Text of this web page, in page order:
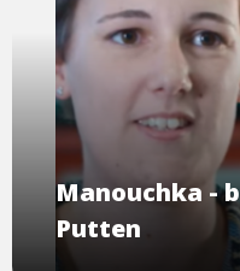
Manouchka -
Putten